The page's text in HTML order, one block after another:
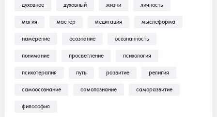
подписку?!— находится пошаговая инструкция
Трансляции, Аудиокниги .
духовное духовный жизни личность
магия мастер медитация мыслеформа
намерение осознание осознанность
понимание просветление психология
психотерапия путь развитие религия
самоосознание самопознание саморазвитие
философия